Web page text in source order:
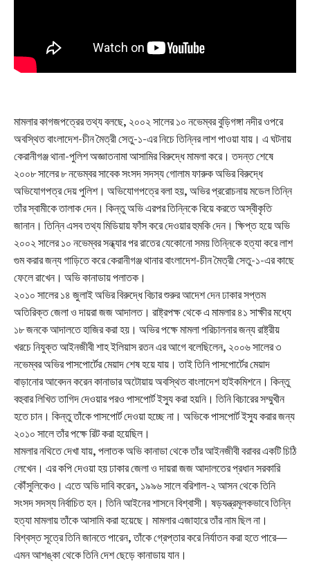
মামলার কাগজপত্রের তথ্য বলছে, ২০০২ সালের ১০ নভেম্বর বুড়িগঙ্গা নদীর ওপরে
অবস্থিত বাংলাদেশ-চীন মৈত্রী সেতু-১-এর নিচে তিন্নির লাশ পাওয়া যায়। এ ঘটনায়
কেরানীগঞ্জ থানা-পুলিশ অজ্ঞাতনামা আসামির বিরুদ্ধে মামলা করে। তদন্ত শেষে
২০০৮ সালের ৮ নভেম্বর সাবেক সংসদ সদস্য গোলাম ফারুক অভির বিরুদ্ধে
অভিযোগপত্র দেয় পুলিশ। অভিযোগপত্রে বলা হয়, অভির প্ররোচনায় মডেল তিন্নি
তাঁর স্বামীকে তালাক দেন। কিন্তু অভি এরপর তিন্নিকে বিয়ে করতে অস্বীকৃতি
জানান। তিন্নি এসব তথ্য মিডিয়ায় ফাঁস করে দেওয়ার হুমকি দেন। ক্ষিপ্ত হয়ে অভি
২০০২ সালের ১০ নভেম্বর সন্ধ্যার পর রাতের যেকোনো সময় তিন্নিকে হত্যা করে লাশ
গুম করার জন্য গাড়িতে করে কেরানীগঞ্জ থানার বাংলাদেশ-চীন মৈত্রী সেতু-১-এর কাছে
ফেলে রাখেন। অভি কানাডায় পলাতক।
২০১০ সালের ১৪ জুলাই অভির বিরুদ্ধে বিচার শুরুর আদেশ দেন ঢাকার সপ্তম
অতিরিক্ত জেলা ও দায়রা জজ আদালত। রাষ্ট্রপক্ষ থেকে এ মামলার ৪১ সাক্ষীর মধ্যে
১৮ জনকে আদালতে হাজির করা হয়। অভির পক্ষে মামলা পরিচালনার জন্য রাষ্ট্রীয়
খরচে নিযুক্ত আইনজীবী শাহ ইলিয়াস রতন এর আগে বলেছিলেন, ২০০৬ সালের ৩
নভেম্বর অভির পাসপোর্টের মেয়াদ শেষ হয়ে যায়। তাই তিনি পাসপোর্টের মেয়াদ
বাড়ানোর আবেদন করেন কানাডার অটোয়ায় অবস্থিত বাংলাদেশ হাইকমিশনে। কিন্তু
বহুবার লিখিত তাগিদ দেওয়ার পরও পাসপোর্ট ইস্যু করা হয়নি। তিনি বিচারের সম্মুখীন
হতে চান। কিন্তু তাঁকে পাসপোর্ট দেওয়া হচ্ছে না। অভিকে পাসপোর্ট ইস্যু করার জন্য
২০১০ সালে তাঁর পক্ষে রিট করা হয়েছিল।
মামলার নথিতে দেখা যায়, পলাতক অভি কানাডা থেকে তাঁর আইনজীবী বরাবর একটি চিঠি
লেখেন। এর কপি দেওয়া হয় ঢাকার জেলা ও দায়রা জজ আদালতের প্রধান সরকারি
কৌঁসুলিকেও। এতে অভি দাবি করেন, ১৯৯৬ সালে বরিশাল-২ আসন থেকে তিনি
সংসদ সদস্য নির্বাচিত হন। তিনি আইনের শাসনে বিশ্বাসী। ষড়যন্ত্রমূলকভাবে তিন্নি
হত্যা মামলায় তাঁকে আসামি করা হয়েছে। মামলার এজাহারে তাঁর নাম ছিল না।
বিশ্বস্ত সূত্রে তিনি জানতে পারেন, তাঁকে গ্রেপ্তার করে নির্যাতন করা হতে পারে—
এমন আশঙ্কা থেকে তিনি দেশ ছেড়ে কানাডায় যান।